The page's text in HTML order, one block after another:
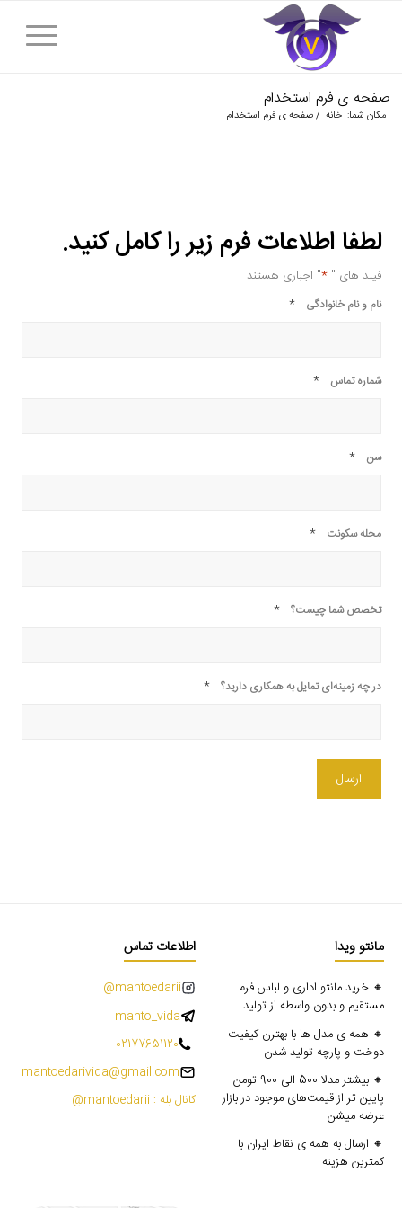
صفحه ی فرم استخدام
مکان شما: خانه /صفحه ی فرم استخدام
لطفا اطلاعات فرم زیر را کامل کنید.
فیلد های " *" اجباری هستند
نام و نام خانوادگی *
شماره تماس *
سن *
محله سکونت *
تخصص شما چیست؟ *
در چه زمینه‌ای تمایل به همکاری دارید؟ *
مانتو ویدا
🔸 خرید مانتو اداری و لباس فرم
مستقیم و بدون واسطه از تولید
🔸 همه ی مدل ها با بهترن کیفیت
دوخت و پارچه تولید شدن
🔸 بیشتر مدلا 500 الی 900 تومن
پایین تر از قیمت‌های موجود در بازار
عرضه میشن
🔸 ارسال به همه ی نقاط ایران با
کمترین هزینه
اطلاعات تماس
mantoedarii@
manto_vida
02177651120
mantoedarivida@gmail.com
کانال بله : mantoedarii@